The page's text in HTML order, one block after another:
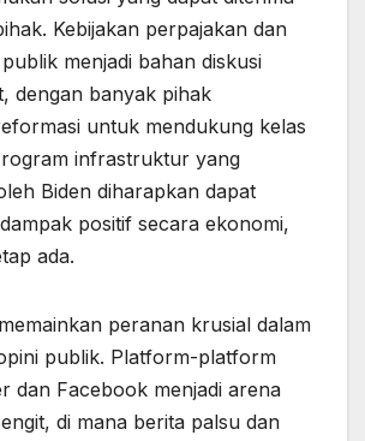
Kebijakan perpajakan dan
menjadi bahan diskusi
dengan banyak pihak
untuk mendukung kelas
infrastruktur yang
Biden diharapkan dapat
positif secara ekonomi,
ada.
peranan krusial dalam
publik. Platform-platform
dan Facebook menjadi arena
di mana berita palsu dan